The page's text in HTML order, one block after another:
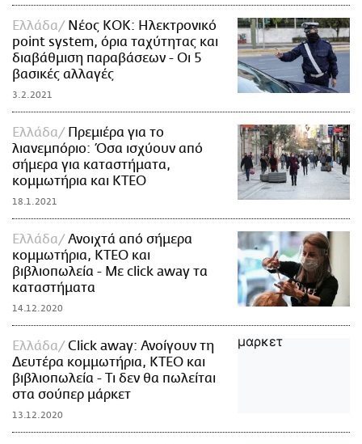
Ελλάδα
Νέος ΚΟΚ: Ηλεκτρονικό
point system, όρια ταχύτητας και
διαβάθμιση παραβάσεων - Οι 5
βασικές αλλαγές
3.2.2021
Ελλάδα
Πρεμιέρα για το
λιανεμπόριο: Όσα ισχύουν από
σήμερα για καταστήματα,
κομμωτήρια και ΚΤΕΟ
18.1.2021
Ελλάδα
Ανοιχτά από σήμερα
κομμωτήρια, ΚΤΕΟ και
βιβλιοπωλεία - Με click away τα
καταστήματα
14.12.2020
Ελλάδα
Click away: Ανοίγουν τη
Δευτέρα κομμωτήρια, ΚΤΕΟ και
βιβλιοπωλεία - Τι δεν θα πωλείται
στα σούπερ μάρκετ
13.12.2020